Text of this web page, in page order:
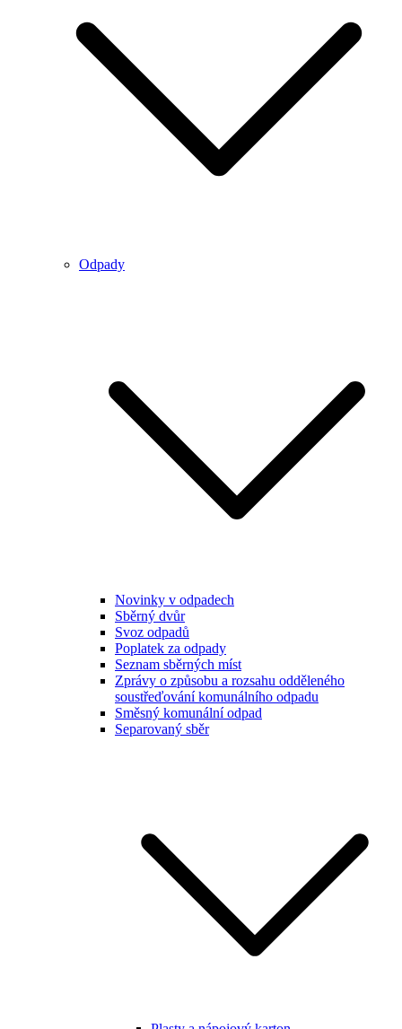
Odpady
Novinky v odpadech
Sběrný dvůr
Svoz odpadů
Poplatek za odpady
Seznam sběrných míst
Zprávy o způsobu a rozsahu odděleného
soustřeďování komunálního odpadu
Směsný komunální odpad
Separovaný sběr